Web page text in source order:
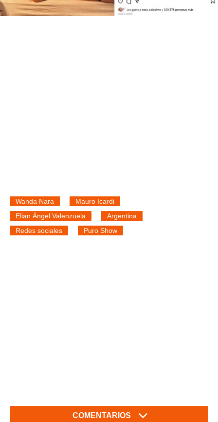
Wanda Nara
Mauro Icardi
Elian Ángel Valenzuela
Argentina
Redes sociales
Puro Show
COMENTARIOS